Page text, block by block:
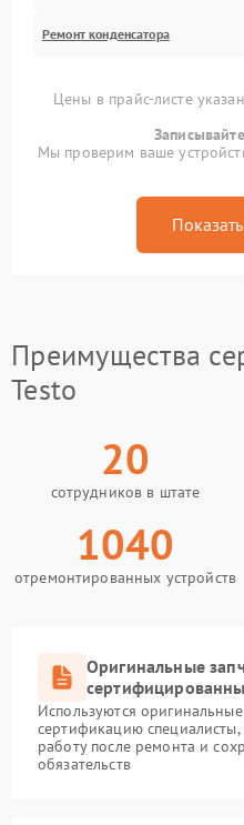
Ремонт конденсатора
Цены в прайс-листе
Мы проверим ваше
Преимущества
Testo
20
сотрудников в штате
1040
отремонтированных устройств
Оригинальные
Используются
сертификацию
работу после ремонта и
обязательств